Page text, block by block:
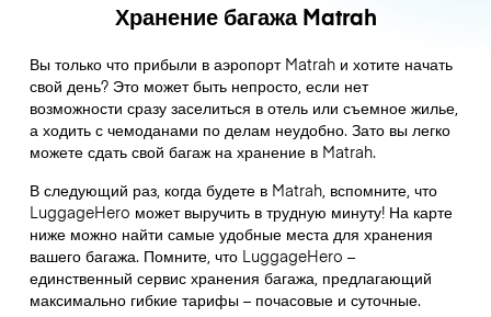
Хранение багажа Matrah
Вы только что прибыли в аэропорт Matrah и хотите начать
свой день? Это может быть непросто, если нет
возможности сразу заселиться в отель или съемное жилье,
а ходить с чемоданами по делам неудобно. Зато вы легко
можете сдать свой багаж на хранение в Matrah.
В следующий раз, когда будете в Matrah, вспомните, что
LuggageHero может выручить в трудную минуту! На карте
ниже можно найти самые удобные места для хранения
вашего багажа. Помните, что LuggageHero –
единственный сервис хранения багажа, предлагающий
максимально гибкие тарифы – почасовые и суточные.